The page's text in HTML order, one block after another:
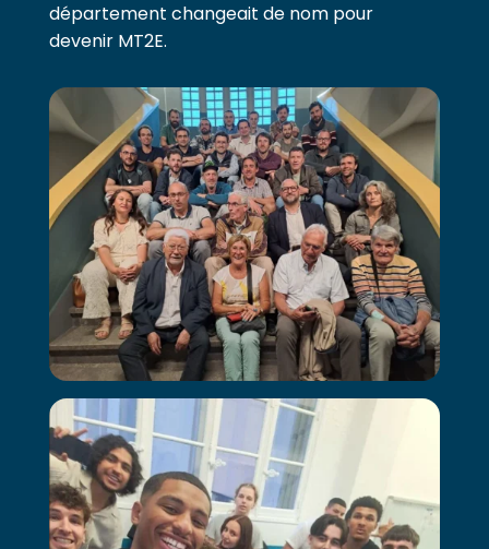
département changeait de nom pour
devenir MT2E.